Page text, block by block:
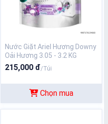
Nước Giặt Ariel Hương Downy
Oải Hương 3.05 - 3.2 KG
215,000 đ/Túi
Chọn mua